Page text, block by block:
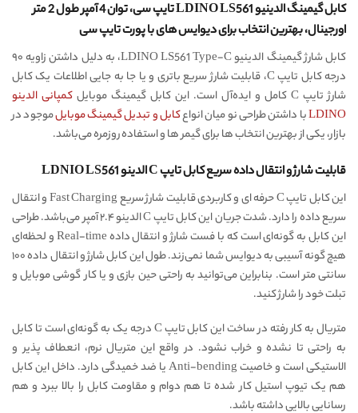
کابل گیمینگ الدینیو LDINO LS561 تایپ سی، توان 4 آمپر طول 2 متر
اورجینال، بهترین انتخاب برای دیوایس های با پورت تایپ سی
کابل شارژ گیمینگ الدینیو LDINO LS561 Type-C، به دلیل داشتن زاویه ۹۰
درجه کابل تایپ C، قابلیت شارژ سریع باتری و یا جا به جایی اطلاعات یک کابل
شارژ تایپ C کامل و ایده‌‌آل است. این کابل گیمینگ موبایل
کمپانی الدینو
LDINOبا داشتن طراحی نو میان انواعکابل و تبدیل گیمینگ موبایلموجود در
بازار، یکی از بهترین انتخاب ها برای گیمر ها و استفاده روزمره می‌باشد.
قابلیت شارژ و انتقال داده سریع کابل تایپ C الدینو LDNIO LS561
این کابل تایپ C حرفه ای و کاربردی قابلیت شارژ سریع Fast Charging و انتقال
سریع داده را دارد. شدت جریان این کابل تایپ C الدینو ۲.۴ آمپر می‌باشد. طراحی
این کابل به گونه‌ای است که با فست شارژ و انتقال داده Real-time و لحظه‌ای
هیچ گونه آسیبی به دیوایس شما نمی‌زند. طول این کابل شارژ و انتقال داده ۱۰۰
سانتی متر است. بنابراین می‌توانید به راحتی حین بازی و یا کار گوشی موبایل و
تبلت خود را شارژ کنید.
متریال به کار رفته در ساخت این کابل تایپ C درجه یک به گونه‌ای است تا کابل
به راحتی تا نشده و خراب نشود. در واقع این متریال نرم، انعطاف پذیر و
الاستیکی است و خاصیت Anti-bending یا ضد خمیدگی دارد. داخل این کابل
هم یک تیوپ استیل کار شده تا هم دوام و مقاومت کابل را بالا ببرد و هم
رسانایی بالایی داشته باشد.